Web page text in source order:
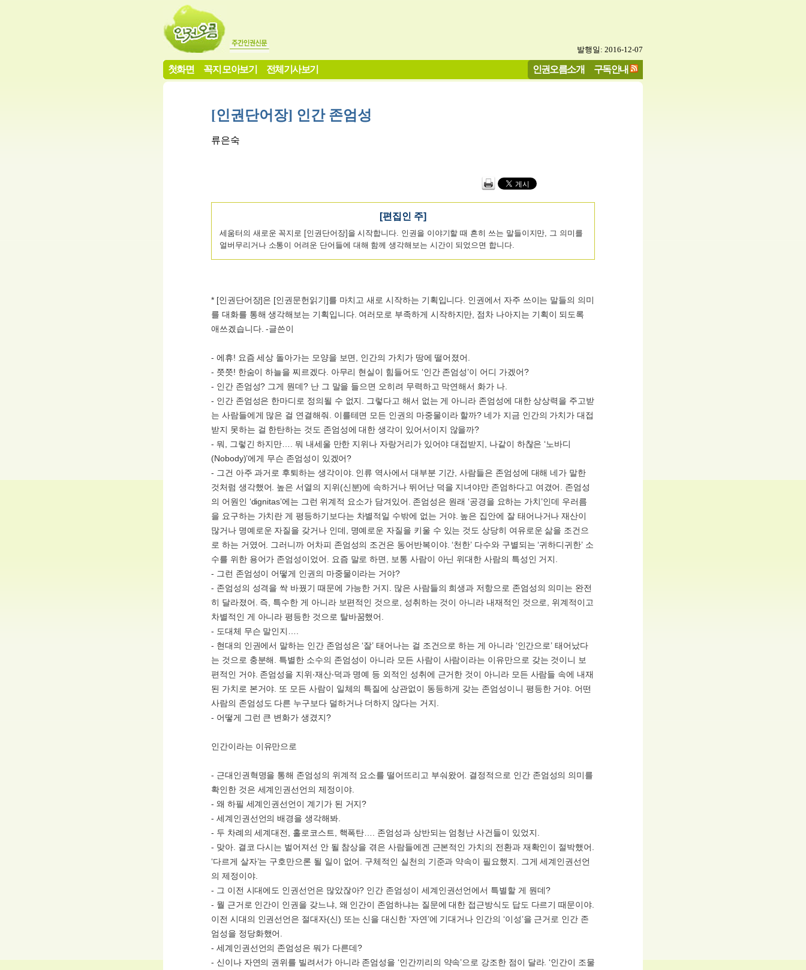
발행일: 2016-12-07
첫화면 꼭지 모아보기 전체기사보기 인권오름소개 구독안내
[인권단어장] 인간 존엄성
류은숙
[편집인 주]
세움터의 새로운 꼭지로 [인권단어장]을 시작합니다. 인권을 이야기할 때 흔히 쓰는 말들이지만, 그 의미를
얼버무리거나 소통이 어려운 단어들에 대해 함께 생각해보는 시간이 되었으면 합니다.
* [인권단어장]은 [인권문헌읽기]를 마치고 새로 시작하는 기획입니다. 인권에서 자주 쓰이는 말들의 의미
를 대화를 통해 생각해보는 기획입니다. 여러모로 부족하게 시작하지만, 점차 나아지는 기획이 되도록
애쓰겠습니다. -글쓴이
- 에휴! 요즘 세상 돌아가는 모양을 보면, 인간의 가치가 땅에 떨어졌어.
- 쯧쯧! 한숨이 하늘을 찌르겠다. 아무리 현실이 힘들어도 ‘인간 존엄성’이 어디 가겠어?
- 인간 존엄성? 그게 뭔데? 난 그 말을 들으면 오히려 무력하고 막연해서 화가 나.
- 인간 존엄성은 한마디로 정의될 수 없지. 그렇다고 해서 없는 게 아니라 존엄성에 대한 상상력을 주고받
는 사람들에게 많은 걸 연결해줘. 이를테면 모든 인권의 마중물이라 할까? 네가 지금 인간의 가치가 대접
받지 못하는 걸 한탄하는 것도 존엄성에 대한 생각이 있어서이지 않을까?
- 뭐, 그렇긴 하지만…. 뭐 내세울 만한 지위나 자랑거리가 있어야 대접받지, 나같이 하찮은 ‘노바디
(Nobody)’에게 무슨 존엄성이 있겠어?
- 그건 아주 과거로 후퇴하는 생각이야. 인류 역사에서 대부분 기간, 사람들은 존엄성에 대해 네가 말한
것처럼 생각했어. 높은 서열의 지위(신분)에 속하거나 뛰어난 덕을 지녀야만 존엄하다고 여겼어. 존엄성
의 어원인 ‘dignitas’에는 그런 위계적 요소가 담겨있어. 존엄성은 원래 ‘공경을 요하는 가치’인데 우러름
을 요구하는 가치란 게 평등하기보다는 차별적일 수밖에 없는 거야. 높은 집안에 잘 태어나거나 재산이
많거나 명예로운 자질을 갖거나 인데, 명예로운 자질을 키울 수 있는 것도 상당히 여유로운 삶을 조건으
로 하는 거였어. 그러니까 어차피 존엄성의 조건은 동어반복이야. ‘천한’ 다수와 구별되는 ‘귀하디귀한’ 소
수를 위한 용어가 존엄성이었어. 요즘 말로 하면, 보통 사람이 아닌 위대한 사람의 특성인 거지.
- 그런 존엄성이 어떻게 인권의 마중물이라는 거야?
- 존엄성의 성격을 싹 바꿨기 때문에 가능한 거지. 많은 사람들의 희생과 저항으로 존엄성의 의미는 완전
히 달라졌어. 즉, 특수한 게 아니라 보편적인 것으로, 성취하는 것이 아니라 내재적인 것으로, 위계적이고
차별적인 게 아니라 평등한 것으로 탈바꿈했어.
- 도대체 무슨 말인지….
- 현대의 인권에서 말하는 인간 존엄성은 ‘잘’ 태어나는 걸 조건으로 하는 게 아니라 ‘인간으로’ 태어났다
는 것으로 충분해. 특별한 소수의 존엄성이 아니라 모든 사람이 사람이라는 이유만으로 갖는 것이니 보
편적인 거야. 존엄성을 지위‧재산‧덕과 명예 등 외적인 성취에 근거한 것이 아니라 모든 사람들 속에 내재
된 가치로 본거야. 또 모든 사람이 일체의 특질에 상관없이 동등하게 갖는 존엄성이니 평등한 거야. 어떤
사람의 존엄성도 다른 누구보다 덜하거나 더하지 않다는 거지.
- 어떻게 그런 큰 변화가 생겼지?
인간이라는 이유만으로
- 근대인권혁명을 통해 존엄성의 위계적 요소를 떨어뜨리고 부숴왔어. 결정적으로 인간 존엄성의 의미를
확인한 것은 세계인권선언의 제정이야.
- 왜 하필 세계인권선언이 계기가 된 거지?
- 세계인권선언의 배경을 생각해봐.
- 두 차례의 세계대전, 홀로코스트, 핵폭탄…. 존엄성과 상반되는 엄청난 사건들이 있었지.
- 맞아. 결코 다시는 벌어져선 안 될 참상을 겪은 사람들에겐 근본적인 가치의 전환과 재확인이 절박했어.
‘다르게 살자’는 구호만으론 될 일이 없어. 구체적인 실천의 기준과 약속이 필요했지. 그게 세계인권선언
의 제정이야.
- 그 이전 시대에도 인권선언은 많았잖아? 인간 존엄성이 세계인권선언에서 특별할 게 뭔데?
- 뭘 근거로 인간이 인권을 갖느냐, 왜 인간이 존엄하냐는 질문에 대한 접근방식도 답도 다르기 때문이야.
이전 시대의 인권선언은 절대자(신) 또는 신을 대신한 ‘자연’에 기대거나 인간의 ‘이성’을 근거로 인간 존
엄성을 정당화했어.
- 세계인권선언의 존엄성은 뭐가 다른데?
- 신이나 자연의 권위를 빌려서가 아니라 존엄성을 ‘인간끼리의 약속’으로 강조한 점이 달라. ‘인간이 조물